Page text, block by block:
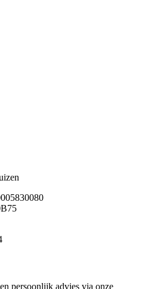
persoonlijk advies via onze